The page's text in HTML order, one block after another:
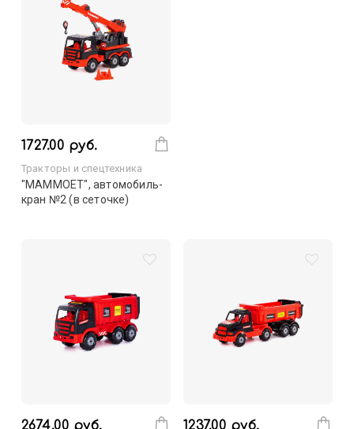
1727.00 руб.
Тракторы и спецтехника
"MAMMOET", автомобиль-
кран №2 (в сеточке)
2674.00 руб. 1237.00 руб.